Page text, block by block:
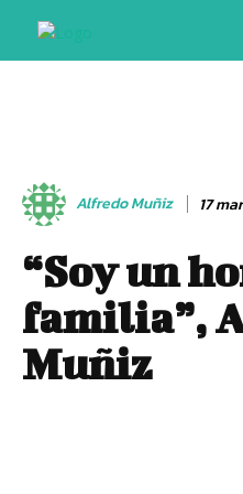
Alfredo Muñiz 17
“Soy un
familia”,
Muñiz